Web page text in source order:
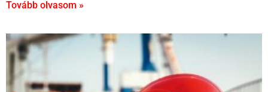
Tovább olvasom »